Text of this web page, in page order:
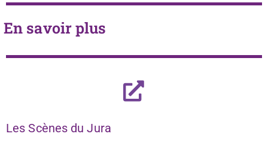
En savoir plus
Les Scènes du Jura